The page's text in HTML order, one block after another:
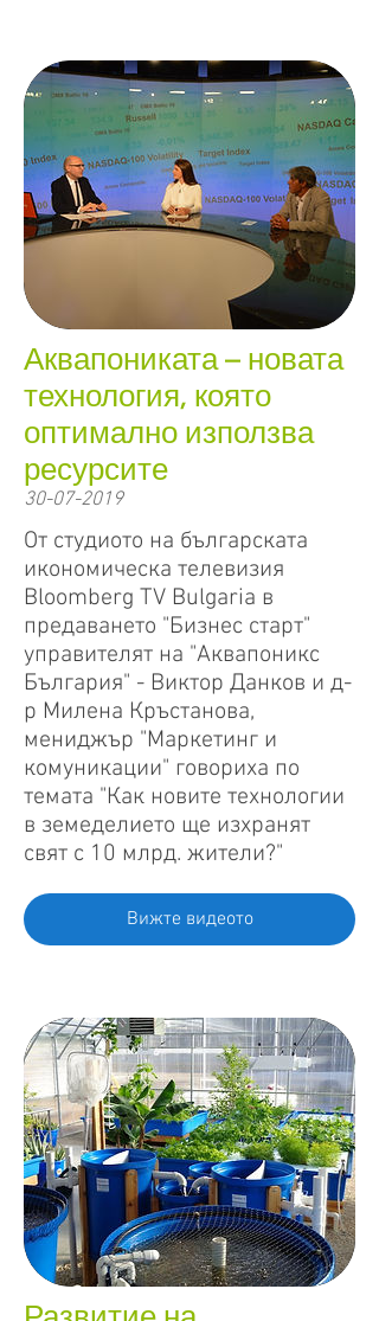
Аквапониката – новата
технология, която
оптимално използва
ресурсите
30-07-2019
От студиото на българската
икономическа телевизия
Bloomberg TV Bulgaria в
предаването "Бизнес старт"
управителят на "Аквапоникс
България" - Виктор Данков и д-
р Милена Кръстанова,
мениджър "Маркетинг и
комуникации" говориха по
темата "Как новите технологии
в земеделието ще изхранят
свят с 10 млрд. жители?"
Вижте видеото